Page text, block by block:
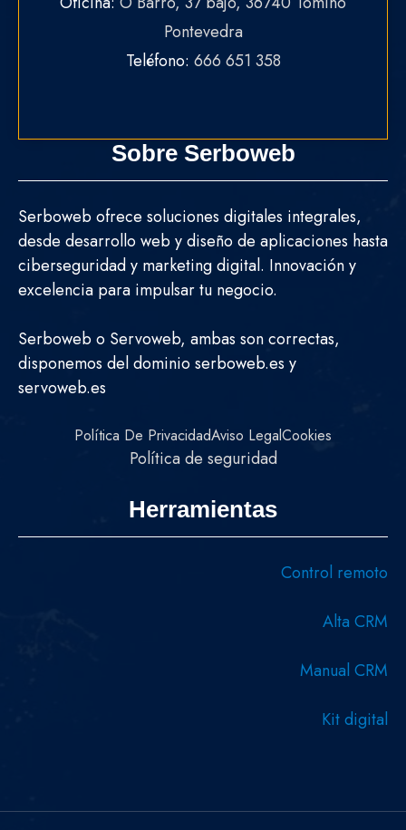
Sobre Serboweb
Serboweb ofrece soluciones digitales integrales,
desde desarrollo web y diseño de aplicaciones hasta
ciberseguridad y marketing digital. Innovación y
excelencia para impulsar tu negocio.
Serboweb o Servoweb, ambas son correctas,
disponemos del dominio serboweb.es y
servoweb.es
Política De PrivacidadAviso LegalCookies
Política de seguridad
Pontevedra
Teléfono: 666 651 358
Herramientas
Control remoto
Alta CRM
Manual CRM
Kit digital